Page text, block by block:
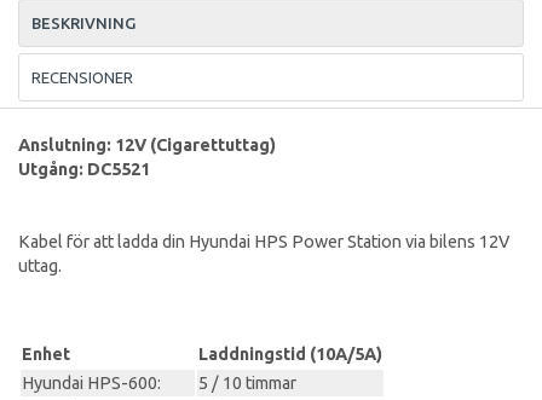
BESKRIVNING
RECENSIONER
Anslutning: 12V (Cigarettuttag)
Utgång: DC5521
Kabel för att ladda din Hyundai HPS Power Station via bilens 12V
uttag.
Enhet
Laddningstid (10A/5A)
Hyundai HPS-600:
5 / 10 timmar